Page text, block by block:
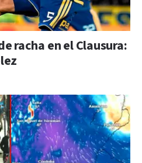
racha en el Clausura: